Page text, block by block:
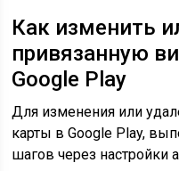
Как изменить
привязанную
Google Play
Для изменения или
карты в Google Play,
шагов через настройки